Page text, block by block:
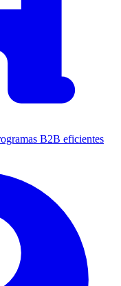
B2B eficientes